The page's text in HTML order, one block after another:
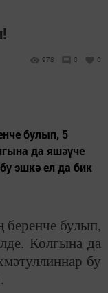
978 0 0
булып, 5
да яшәүче
эшкә ел да бик
беренче булып,
Колгына да
бу